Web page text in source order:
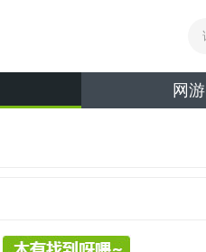
网游